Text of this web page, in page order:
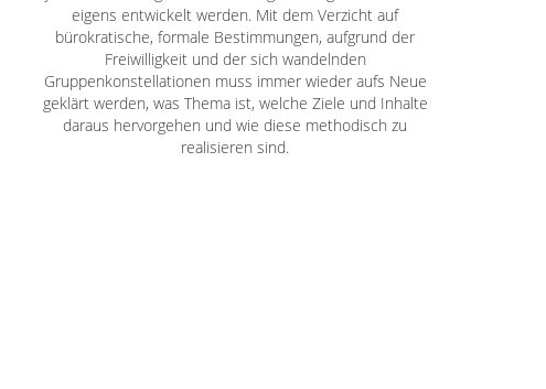
eigens entwickelt werden. Mit dem Verzicht auf
bürokratische, formale Bestimmungen, aufgrund der
Freiwilligkeit und der sich wandelnden
Gruppenkonstellationen muss immer wieder aufs Neue
geklärt werden, was Thema ist, welche Ziele und Inhalte
daraus hervorgehen und wie diese methodisch zu
realisieren sind.